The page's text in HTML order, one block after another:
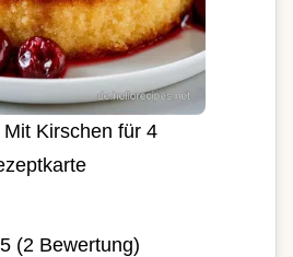
Kirschen für 4
(2 Bewertung)